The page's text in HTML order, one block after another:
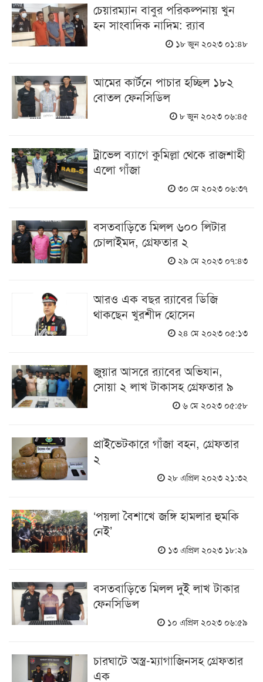
চেয়ারম্যান বাবুর পরিকল্পনায় খুন
হন সাংবাদিক নাদিম: র‌্যাব
১৮ জুন ২০২৩ ০১:৪৮
আমের কার্টনে পাচার হচ্ছিল ১৮২
বোতল ফেনসিডিল
৮ জুন ২০২৩ ০৬:৪৫
ট্রাভেল ব্যাগে কুমিল্লা থেকে রাজশাহী
এলো গাঁজা
৩০ মে ২০২৩ ০৬:৩৭
বসতবাড়িতে মিলল ৬০০ লিটার
চোলাইমদ, গ্রেফতার ২
২৯ মে ২০২৩ ০৭:৪৩
আরও এক বছর র‍্যাবের ডিজি
থাকছেন খুরশীদ হোসেন
২৪ মে ২০২৩ ০৫:১৩
জুয়ার আসরে র‌্যাবের অভিযান,
সোয়া ২ লাখ টাকাসহ গ্রেফতার ৯
৬ মে ২০২৩ ০৫:৫৮
প্রাইভেটকারে গাঁজা বহন, গ্রেফতার
২
২৮ এপ্রিল ২০২৩ ২১:৩২
‘পয়লা বৈশাখে জঙ্গি হামলার হুমকি
নেই’
১৩ এপ্রিল ২০২৩ ১৮:২৯
বসতবাড়িতে মিলল দুই লাখ টাকার
ফেনসিডিল
১০ এপ্রিল ২০২৩ ০৬:৫৯
চারঘাটে অস্ত্র-ম্যাগাজিনসহ গ্রেফতার
এক